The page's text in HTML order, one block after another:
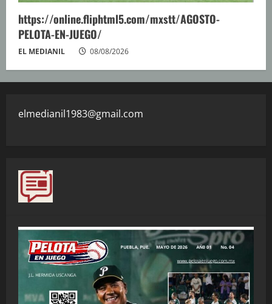
https://online.fliphtml5.com/mxstt/AGOSTO-
PELOTA-EN-JUEGO/
EL MEDIANIL 08/08/2026
elmedianil1983@gmail.com